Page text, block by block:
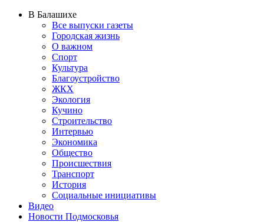
В Балашихе
Все выпуски газеты
Городская жизнь
О важном
Спорт
Культура
Благоустройство
ЖКХ
Экология
Кучино
Строительство
Интервью
Экономика
Общество
Происшествия
Транспорт
История
Социальные инициативы
Видео
Новости Подмосковья